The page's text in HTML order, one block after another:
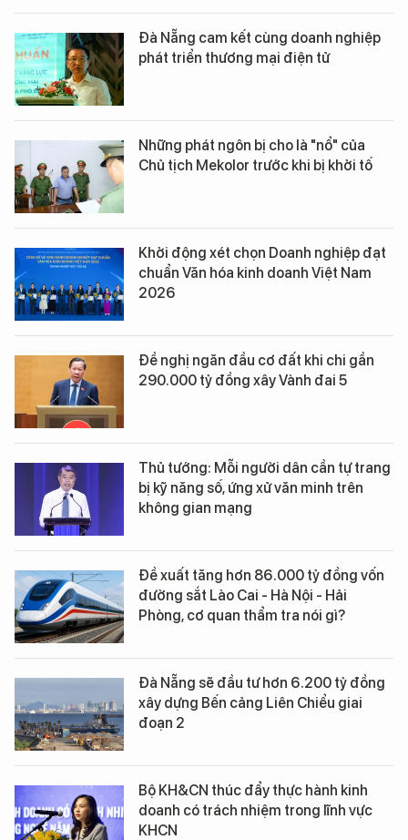
Đà Nẵng cam kết cùng doanh nghiệp
phát triển thương mại điện tử
Những phát ngôn bị cho là "nổ" của
Chủ tịch Mekolor trước khi bị khởi tố
Khởi động xét chọn Doanh nghiệp đạt
chuẩn Văn hóa kinh doanh Việt Nam
2026
Đề nghị ngăn đầu cơ đất khi chi gần
290.000 tỷ đồng xây Vành đai 5
Thủ tướng: Mỗi người dân cần tự trang
bị kỹ năng số, ứng xử văn minh trên
không gian mạng
Đề xuất tăng hơn 86.000 tỷ đồng vốn
đường sắt Lào Cai - Hà Nội - Hải
Phòng, cơ quan thẩm tra nói gì?
Đà Nẵng sẽ đầu tư hơn 6.200 tỷ đồng
xây dựng Bến cảng Liên Chiểu giai
đoạn 2
Bộ KH&CN thúc đẩy thực hành kinh
doanh có trách nhiệm trong lĩnh vực
KHCN